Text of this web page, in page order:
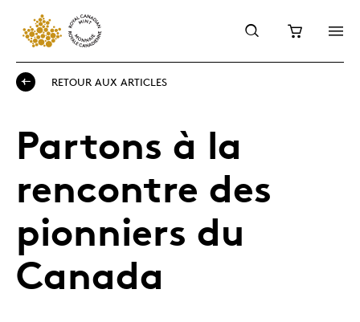
RETOUR AUX ARTICLES
Partons à la
rencontre des
pionniers du
Canada